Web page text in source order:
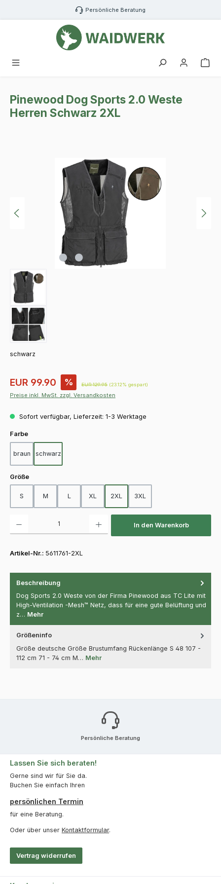
Zum Hauptinhalt springen Persönliche Beratung
Pinewood Dog Sports 2.0 Weste
Herren Schwarz 2XL
Bildergalerie überspringen
schwarz
Verkaufspreis:
EUR 99.90 % Regulärer Preis:
EUR 129.95 (23.12% gespart)
Preise inkl. MwSt. zzgl. Versandkosten
Sofort verfügbar, Lieferzeit: 1-3 Werktage
Farbeauswählen
braun schwarz
Größeauswählen
S M L XL 2XL 3XL
In den Warenkorb
Artikel-Nr.: 5611761-2XL
Beschreibung
Dog Sports 2.0 Weste von der Firma Pinewood aus TC Lite mit
High-Ventilation -Mesh™ Netz, dass für eine gute Belüftung und
z… Mehr
Größeninfo
Größe deutsche Größe Brustumfang Rückenlänge S 48 107 -
112 cm 71 - 74 cm M… Mehr
Persönliche Beratung
Lassen Sie sich beraten!
Gerne sind wir für Sie da.
Buchen Sie einfach Ihren
persönlichen Termin
für eine Beratung.
Oder über unser Kontaktformular.
Vertrag widerrufen